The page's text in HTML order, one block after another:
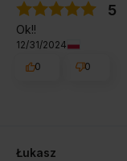
5
Ok!!
12/31/2024
0
0
Łukasz